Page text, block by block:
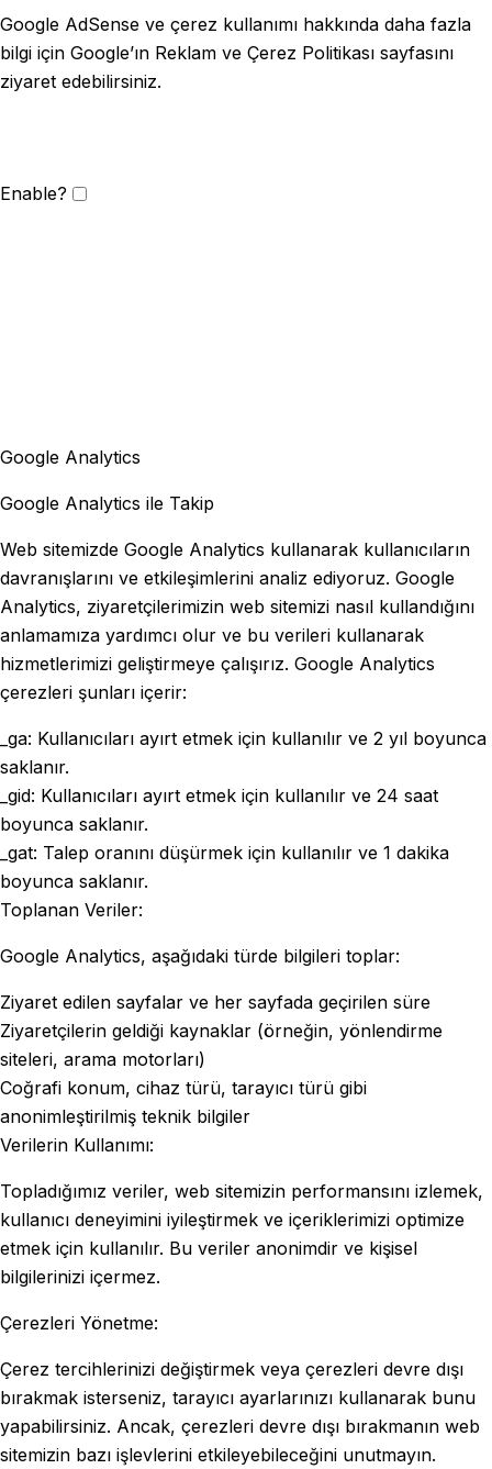
Google AdSense ve çerez kullanımı hakkında daha fazla
bilgi için Google’ın Reklam ve Çerez Politikası sayfasını
ziyaret edebilirsiniz.
Enable?
Google Analytics
Google Analytics ile Takip
Web sitemizde Google Analytics kullanarak kullanıcıların
davranışlarını ve etkileşimlerini analiz ediyoruz. Google
Analytics, ziyaretçilerimizin web sitemizi nasıl kullandığını
anlamamıza yardımcı olur ve bu verileri kullanarak
hizmetlerimizi geliştirmeye çalışırız. Google Analytics
çerezleri şunları içerir:
_ga: Kullanıcıları ayırt etmek için kullanılır ve 2 yıl boyunca
saklanır.
_gid: Kullanıcıları ayırt etmek için kullanılır ve 24 saat
boyunca saklanır.
_gat: Talep oranını düşürmek için kullanılır ve 1 dakika
boyunca saklanır.
Toplanan Veriler:
Google Analytics, aşağıdaki türde bilgileri toplar:
Ziyaret edilen sayfalar ve her sayfada geçirilen süre
Ziyaretçilerin geldiği kaynaklar (örneğin, yönlendirme
siteleri, arama motorları)
Coğrafi konum, cihaz türü, tarayıcı türü gibi
anonimleştirilmiş teknik bilgiler
Verilerin Kullanımı:
Topladığımız veriler, web sitemizin performansını izlemek,
kullanıcı deneyimini iyileştirmek ve içeriklerimizi optimize
etmek için kullanılır. Bu veriler anonimdir ve kişisel
bilgilerinizi içermez.
Çerezleri Yönetme:
Çerez tercihlerinizi değiştirmek veya çerezleri devre dışı
bırakmak isterseniz, tarayıcı ayarlarınızı kullanarak bunu
yapabilirsiniz. Ancak, çerezleri devre dışı bırakmanın web
sitemizin bazı işlevlerini etkileyebileceğini unutmayın.